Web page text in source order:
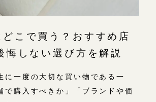
吉祥寺店
鎌倉店
川越店
軽井沢店
こで買う？おすすめ店
悔しない選び方を解説
に一度の大切な買い物である一
で購入すべきか」「ブランドや価
来店ご予約
来店ご予約